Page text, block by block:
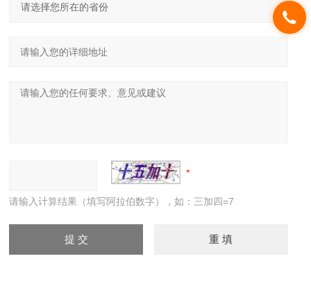
请输入计算结果（填写阿拉伯数字），如：三加四=7